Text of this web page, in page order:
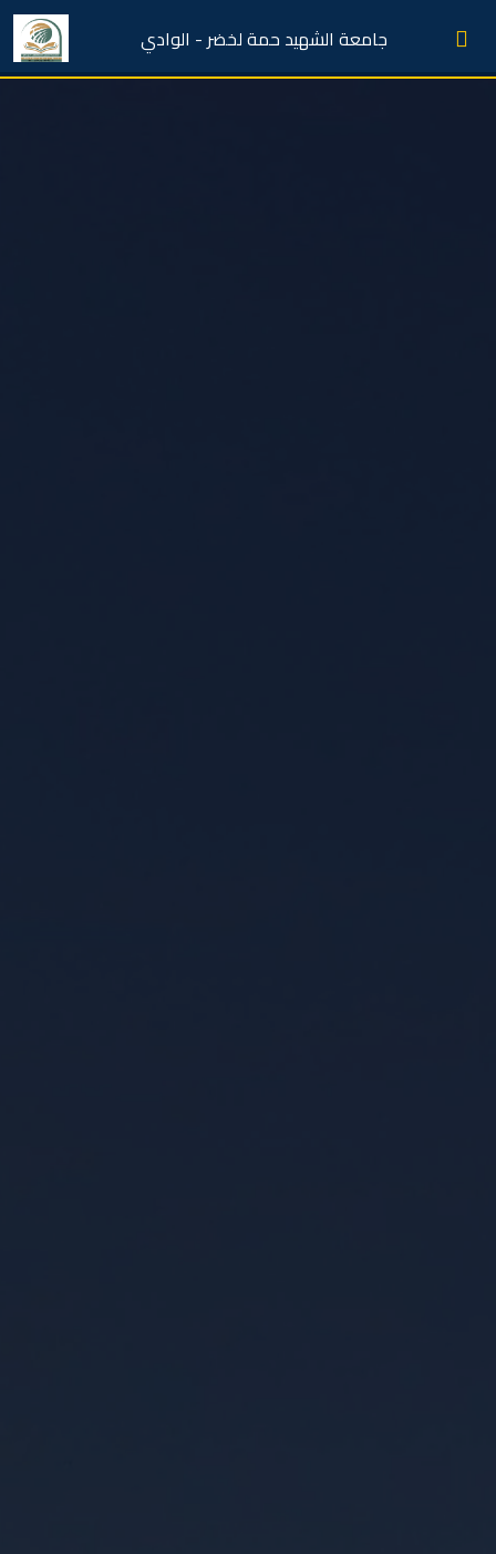
جامعة الشهيد حمة لخضر - الوادي